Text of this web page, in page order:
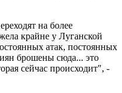
на более
крайне у Луганской
атак, постоянных
брошены сюда... это
сейчас происходит", -